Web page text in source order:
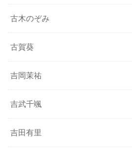
古木のぞみ
古賀葵
吉岡茉祐
吉武千颯
吉田有里